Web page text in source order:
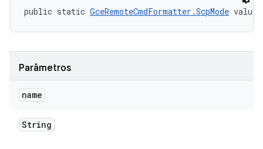
public static GceRemoteCmdFormatter.ScpMode
Parâmetros
name
String